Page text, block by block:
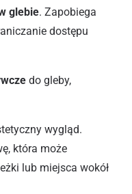
glebie. Zapobiega
dostępu
do gleby,
wygląd.
która może
lub miejsca wokół